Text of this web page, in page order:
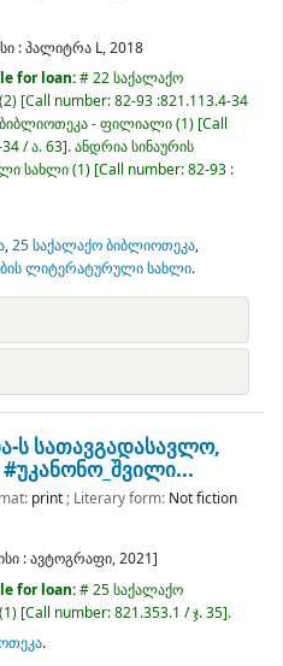
:პალიტრა L,2018
for loan:# 22 საქალაქო
(2) Call number:82-93 :821.113.4-34
- ფილიალი(1) Call
/ ა. 63 .ანდრია სინაურის
სახლი(1) Call number:82-93 :
,25 საქალაქო ბიბლიოთეკა,
ლიტერატურული სახლი.
ს სათავგადასავლო,
print; Literary form: Not fiction
:ავტოგრაფი,2021]
for loan:# 25 საქალაქო
(1) Call number:821.353.1 / ჯ. 35 .
.